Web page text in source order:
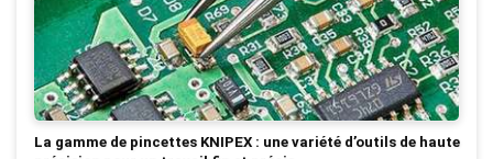
La gamme de pincettes KNIPEX : une variété d’outils de haute